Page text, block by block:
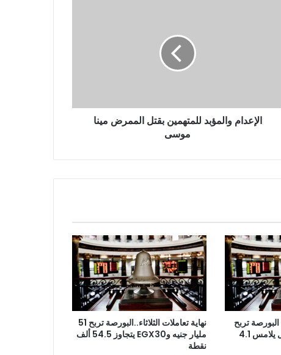
الإعدام والمؤبد للمتهمين بقتل الممرض مينا
موسى
تربح
18 مليار جنيه برأس مال يلامس 4.1
نهاية تعاملات الثلاثاء..البورصة تربح 51
مليار جنيه وEGX30 يتجاوز 54.5 ألف
نقطة